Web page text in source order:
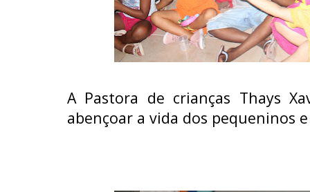
A Pastora de crianças Thays
abençoar a vida dos pequeninos